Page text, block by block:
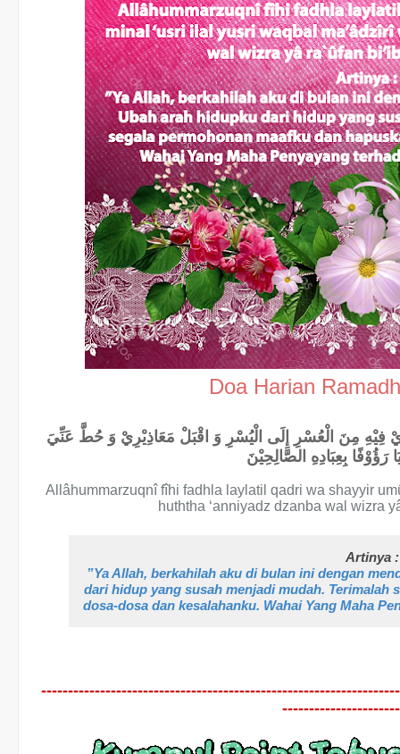
Doa Harian
فِيْهِ مِنَ الْعُسْرِ إِلَى الْيُسْرِ وَ اقْبَلْ مَعَاذِيْرِيْ وَ حُطَّ عَنِّيَ
رَؤُوْفًا بِعِبَادِهِ الصَّالِحِيْنَ
Allâhummarzuqnî fîhi fadhla laylatil qadri wa shayyir
huththa ‘anniyadz dzanba wal wizra
Artinya :
”Ya Allah, berkahilah aku di bulan ini dengan
dari hidup yang susah menjadi mudah. Terimalah
dosa-dosa dan kesalahanku. Wahai Yang Maha